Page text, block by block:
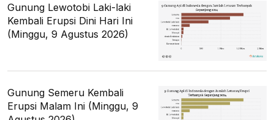
Gunung Lewotobi Laki-laki
Kembali Erupsi Dini Hari Ini
(Minggu, 9 Agustus 2026)
Gunung Semeru Kembali
Erupsi Malam Ini (Minggu, 9